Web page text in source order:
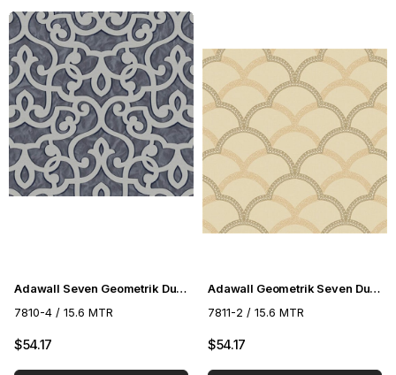
Adawall Seven Geometrik Duvar Kağıdı 7810-4
7810-4 / 15.6 MTR
$54.17
Adawall Geometrik Seven Duvar Kağıdı 7811-2
7811-2 / 15.6 MTR
$54.17